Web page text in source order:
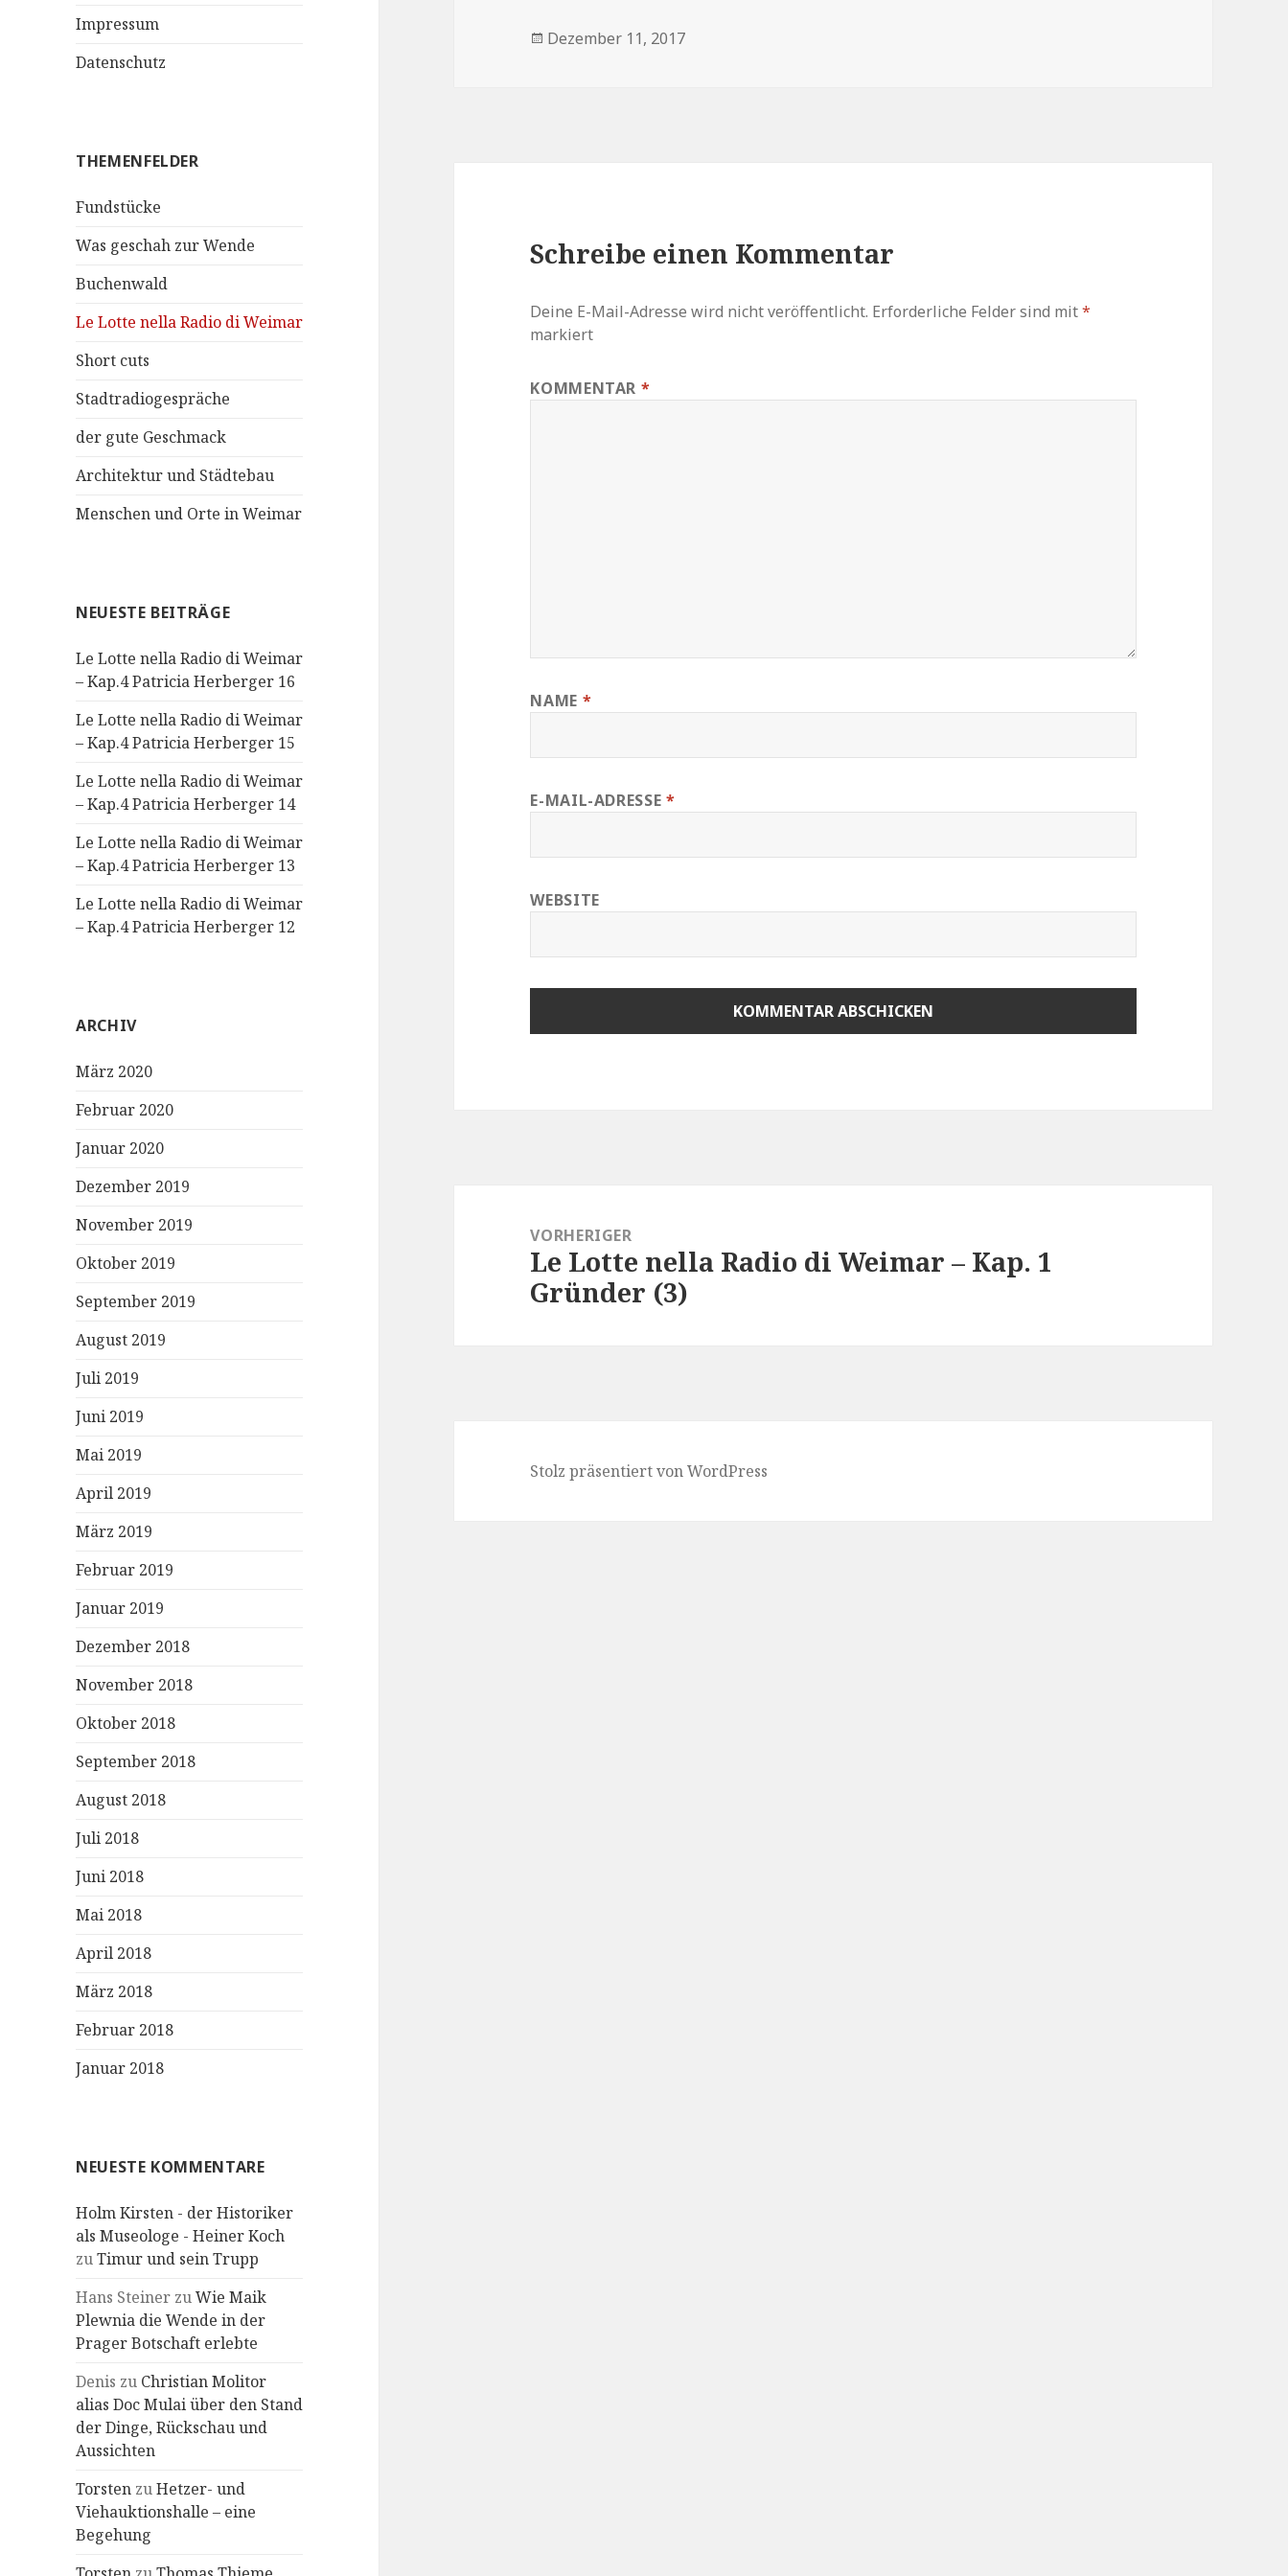
Impressum
Datenschutz
THEMENFELDER
Fundstücke
Was geschah zur Wende
Buchenwald
Le Lotte nella Radio di Weimar
Short cuts
Stadtradiogespräche
der gute Geschmack
Architektur und Städtebau
Menschen und Orte in Weimar
NEUESTE BEITRÄGE
Le Lotte nella Radio di Weimar
– Kap.4 Patricia Herberger 16
Le Lotte nella Radio di Weimar
– Kap.4 Patricia Herberger 15
Le Lotte nella Radio di Weimar
– Kap.4 Patricia Herberger 14
Le Lotte nella Radio di Weimar
– Kap.4 Patricia Herberger 13
Le Lotte nella Radio di Weimar
– Kap.4 Patricia Herberger 12
ARCHIV
März 2020
Februar 2020
Januar 2020
Dezember 2019
November 2019
Oktober 2019
September 2019
August 2019
Juli 2019
Juni 2019
Mai 2019
April 2019
März 2019
Februar 2019
Januar 2019
Dezember 2018
November 2018
Oktober 2018
September 2018
August 2018
Juli 2018
Juni 2018
Mai 2018
April 2018
März 2018
Februar 2018
Januar 2018
NEUESTE KOMMENTARE
Holm Kirsten - der Historiker
als Museologe - Heiner Koch
zuTimur und sein Trupp
Hans Steiner zuWie Maik
Plewnia die Wende in der
Prager Botschaft erlebte
Denis zu Christian Molitor
alias Doc Mulai über den Stand
der Dinge, Rückschau und
Aussichten
Torsten zuHetzer- und
Viehauktionshalle – eine
Begehung
Veröffentlicht
Dezember 11, 2017
Schreibe einen Kommentar
Deine E-Mail-Adresse wird nicht veröffentlicht. Erforderliche Felder sind mit*
markiert
KOMMENTAR *
NAME *
E-MAIL-ADRESSE *
WEBSITE
VORHERIGER
Vorheriger
Beitrag:
Le Lotte nella Radio di Weimar – Kap. 1
Gründer (3)
Stolz präsentiert von WordPress